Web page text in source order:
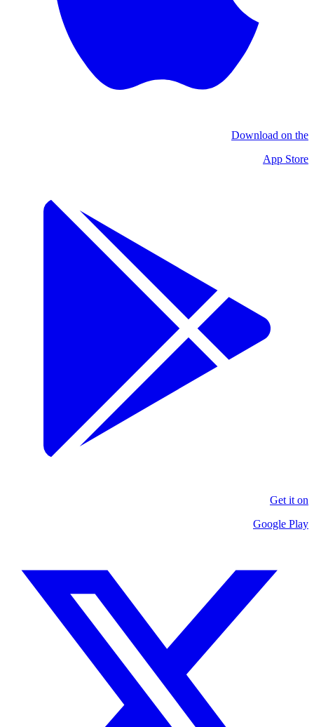
Download on the
App Store
Get it on
Google Play